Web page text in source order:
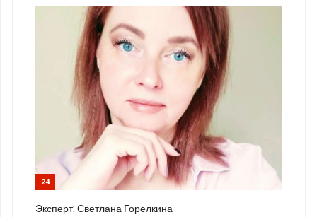
24
Эксперт: Светлана Горелкина